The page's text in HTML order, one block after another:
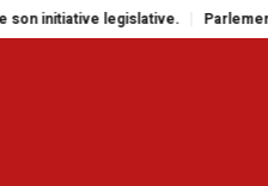
Parlement panafricain : à